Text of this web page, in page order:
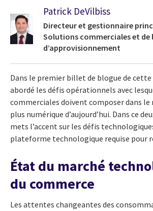
Patrick DeVilbiss
Directeur et gestionnaire
Solutions commerciales et de
d’approvisionnement
Dans le premier billet de blogue de cette
abordé les défis opérationnels avec
commerciales doivent composer dans
plus numérique d’aujourd’hui. Dans ce
mets l’accent sur les défis
plateforme technologique requise pour
État du marché
du commerce
Les attentes changeantes des